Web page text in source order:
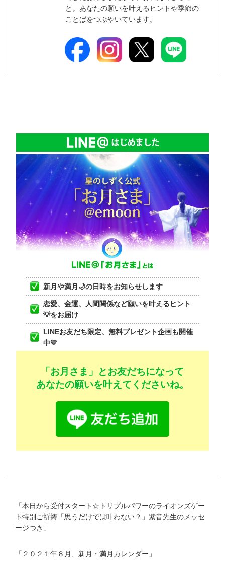
と。あなたの願いを叶えるヒントや季節の
ことばをつぶやいています。
新月や満月🌙の日時をお知らせします
恋愛、金運、人間関係など願いを叶えるヒント
💡をお届け
LINEお友だち限定、無料プレゼント企画も開催
中💛
「お月さま」とお友だちになって
あなたの願いを叶えてくださいね。
「本日から受付スタート☆トリプルパワーのライオンズゲー
ト特別ご祈祷「思うだけでは叶わない？」紫音先生のメッセ
ージつき 」
「 ２０２１年８月、新月・満月カレンダー 」